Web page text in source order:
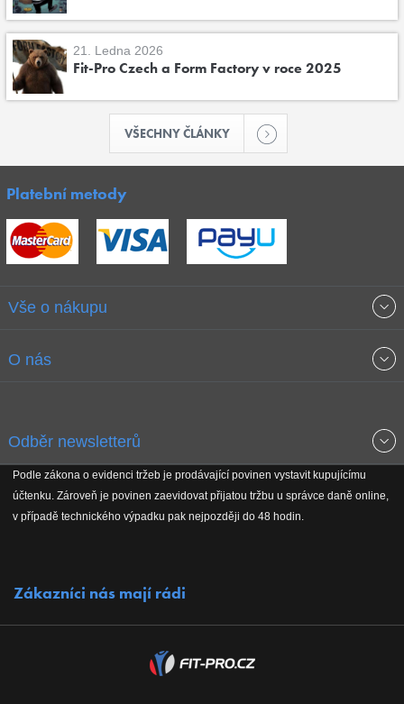
21. Ledna 2026
Fit-Pro Czech a Form Factory v roce 2025
VŠECHNY ČLÁNKY
Platební metody
Vše o nákupu
Obchodní podmínky
Reklamační řád
O nás
Koho podporujeme
Odběr newsletterů
Podle zákona o evidenci tržeb je prodávající povinen vystavit kupujícímu
účtenku. Zároveň je povinen zaevidovat přijatou tržbu u správce daně online,
v případě technického výpadku pak nejpozději do 48 hodin.
Zákazníci nás mají rádi